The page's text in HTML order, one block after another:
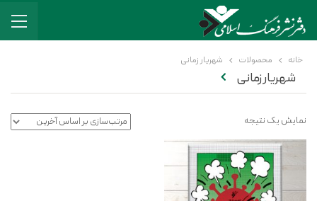
خانه محصولات شهریار زمانی
شهریار زمانی
نمایش یک نتیجه